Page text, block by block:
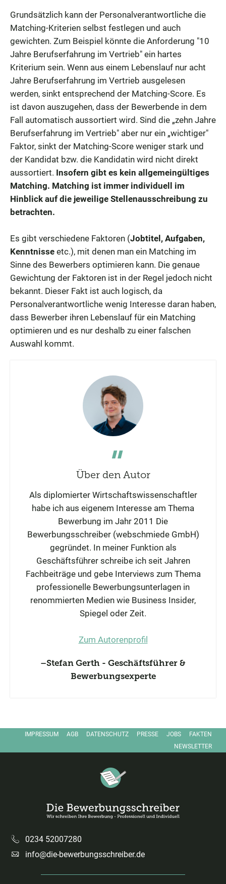
Grundsätzlich kann der Personalverantwortliche die
Matching-Kriterien selbst festlegen und auch
gewichten. Zum Beispiel könnte die Anforderung "10
Jahre Berufserfahrung im Vertrieb" ein hartes
Kriterium sein. Wenn aus einem Lebenslauf nur acht
Jahre Berufserfahrung im Vertrieb ausgelesen
werden, sinkt entsprechend der Matching-Score. Es
ist davon auszugehen, dass der Bewerbende in dem
Fall automatisch aussortiert wird. Sind die „zehn Jahre
Berufserfahrung im Vertrieb" aber nur ein „wichtiger"
Faktor, sinkt der Matching-Score weniger stark und
der Kandidat bzw. die Kandidatin wird nicht direkt
aussortiert. Insofern gibt es kein allgemeingültiges
Matching. Matching ist immer individuell im
Hinblick auf die jeweilige Stellenausschreibung zu
betrachten.
Es gibt verschiedene Faktoren (Jobtitel, Aufgaben,
Kenntnisse etc.), mit denen man ein Matching im
Sinne des Bewerbers optimieren kann. Die genaue
Gewichtung der Faktoren ist in der Regel jedoch nicht
bekannt. Dieser Fakt ist auch logisch, da
Personalverantwortliche wenig Interesse daran haben,
dass Bewerber ihren Lebenslauf für ein Matching
optimieren und es nur deshalb zu einer falschen
Auswahl kommt.
Über den Autor
Als diplomierter Wirtschaftswissenschaftler
habe ich aus eigenem Interesse am Thema
Bewerbung im Jahr 2011 Die
Bewerbungsschreiber (webschmiede GmbH)
gegründet. In meiner Funktion als
Geschäftsführer schreibe ich seit Jahren
Fachbeiträge und gebe Interviews zum Thema
professionelle Bewerbungsunterlagen in
renommierten Medien wie Business Insider,
Spiegel oder Zeit.
Zum Autorenprofil
Stefan Gerth - Geschäftsführer &
Bewerbungsexperte
FACEBOOK
IMPRESSUM AGB DATENSCHUTZ PRESSE JOBS
FAKTEN
NEWSLETTER
Die Bewerbungsschreiber – Startseite
0234 52007280
E-Mail:info@die-bewerbungsschreiber.deKundenbewertungen und Erfahrungen zu